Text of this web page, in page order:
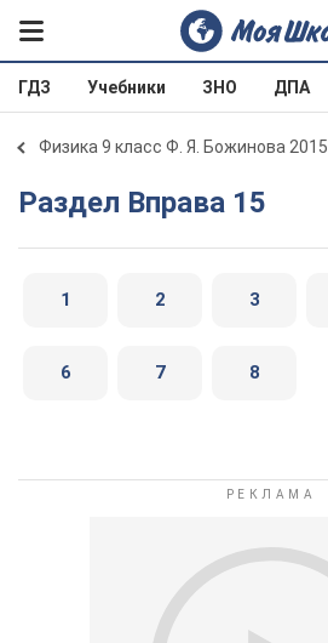
ГДЗ Учебники ЗНО ДПА
Физика 9 класс Ф. Я. Божинова 2015
Раздел Вправа 15
1 2 3
6 7 8